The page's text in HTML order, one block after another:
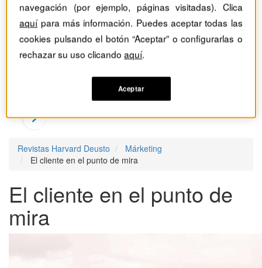
Revistas Harvard Deusto
Márketing
El cliente en el punto de mira
El cliente en el punto de
mira
navegación (por ejemplo, páginas visitadas). Clica
aquípara más información. Puedes aceptar todas las
cookies pulsando el botón “Aceptar” o configurarlas o
rechazar su uso clicandoaquí.
Aceptar